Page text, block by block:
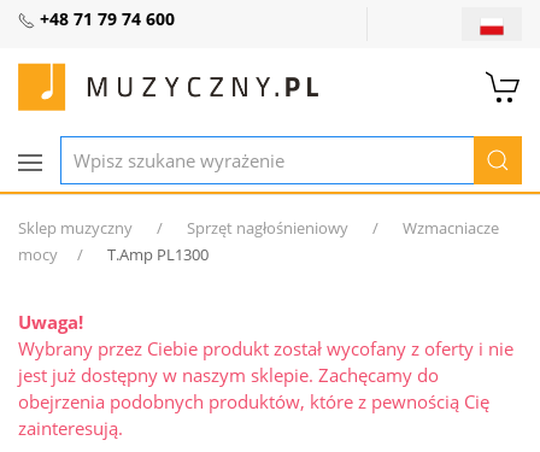
+48 71 79 74 600
Sklep muzyczny Sprzęt nagłośnieniowy
Wzmacniacze
mocy
T.Amp PL1300
Uwaga!
Wybrany przez Ciebie produkt został wycofany z oferty i nie
jest już dostępny w naszym sklepie. Zachęcamy do
obejrzenia podobnych produktów, które z pewnością Cię
zainteresują.